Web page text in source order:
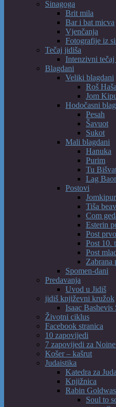
Sinagoga
Brit mila
Bar i bat micva
Vjenčanja
Fotografije iz
Tečaj jidiša
Intenzivni tečaj
Blagdani
Veliki blagdani
Roš
Jom
Hodočasni
Pesah
Šavuot
Sukot
Mali blagdani
Hanuka
Purim
Tu
Lag
Postovi
Tiša beav
Com
Esterin
Post
Post 10.
Post
Zabrana
Spomen-dani
Predavanja
Uvod u Jidiš
jidiš književni kružok
Isaac Bashevis
Životni ciklus
Facebook stranica
10 zapovijedi
7 zapovijedi za
Košer – kašrut
Judaistika
Katedra za
Knjižnica
Rabin
Soul to